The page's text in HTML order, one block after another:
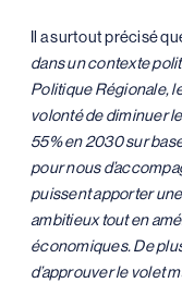
Il a surtout précisé
dans un contexte
Politique Régionale,
volonté de diminuer
55% en 2030 sur
pour nous
puissent apporter
ambitieux tout en
économiques. De
d’approuver le volet